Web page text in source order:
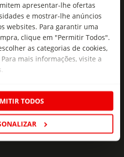
apresentar-lhe ofertas
e mostrar-lhe anúncios
websites. Para garantir uma
clique em "Permitir Todos".
as categorias de cookies,
mais informações, visite a
.
TODOS
frescas no
exclusivas,
Subscrever